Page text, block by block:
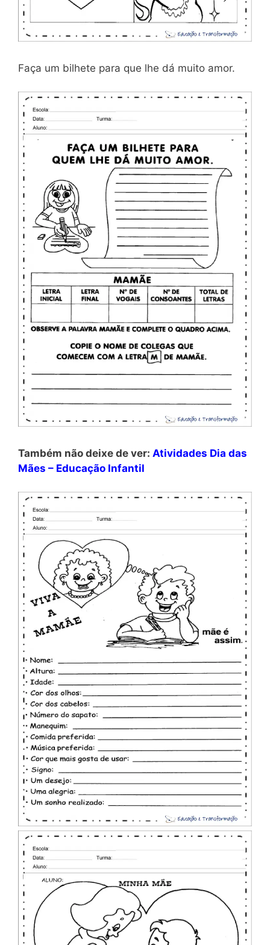
Faça um bilhete para que lhe dá muito amor.
Também não deixe de ver: Atividades Dia das
Mães – Educação Infantil